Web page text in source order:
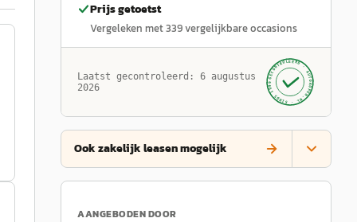
Prijs getoetst
Vergeleken met339vergelijkbare occasions
Laatst gecontroleerd: 6 augustus
2026
GECONTROLEERD ·
AUTOKOPEN.NL
· SINDS 1999 ·
Ook zakelijk leasen mogelijk
AANGEBODEN DOOR